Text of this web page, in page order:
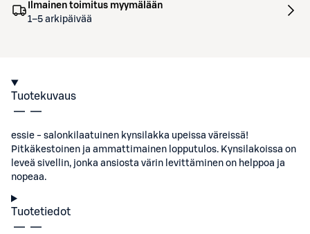
Ilmainen toimitus myymälään
1–5 arkipäivää
Tuotekuvaus
essie - salonkilaatuinen kynsilakka upeissa väreissä!
Pitkäkestoinen ja ammattimainen lopputulos. Kynsilakoissa on
leveä sivellin, jonka ansiosta värin levittäminen on helppoa ja
nopeaa.
Tuotetiedot